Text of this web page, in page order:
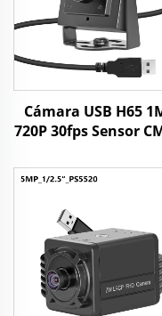
Cámara USB H65
720P 30fps Sensor
cámara mini con
Windows/Android/